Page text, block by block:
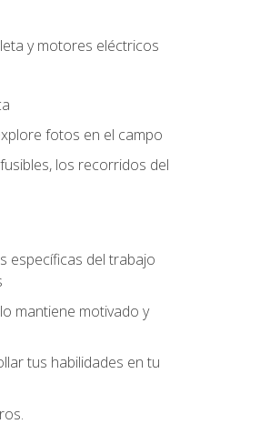
y motores eléctricos
fotos en el campo
los recorridos del
específicas del trabajo
mantiene motivado y
tus habilidades en tu